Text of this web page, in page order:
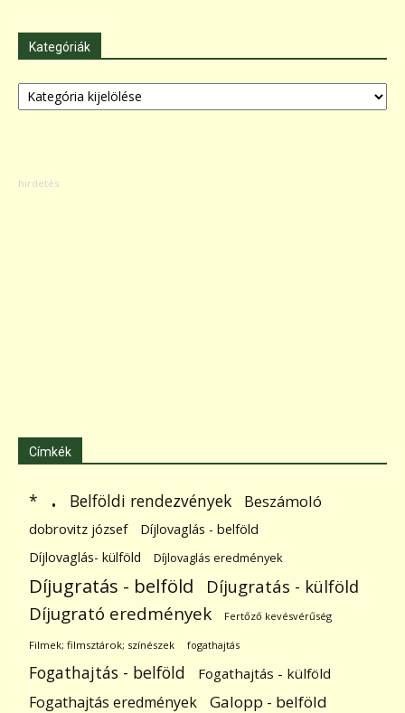
Kategóriák
Kategóriák
Címkék
* . Belföldi rendezvények Beszámoló
dobrovitz józsef
Díjlovaglás - belföld
Díjlovaglás- külföld
Díjlovaglás eredmények
Díjugratás - belföld Díjugratás - külföld
Díjugrató eredmények Fertőző kevésvérűség
Filmek; filmsztárok; színészek fogathajtás
Fogathajtás - belföld Fogathajtás - külföld
Fogathajtás eredmények Galopp - belföld